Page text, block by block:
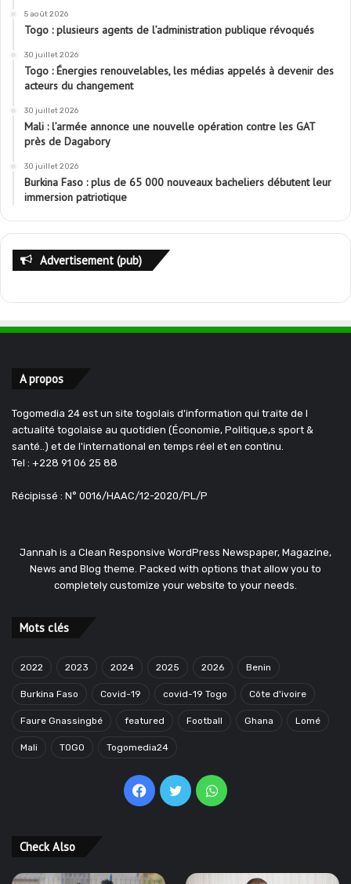
5 août 2026
Togo : plusieurs agents de l’administration publique révoqués
30 juillet 2026
Togo : Énergies renouvelables, les médias appelés à devenir des
acteurs du changement
30 juillet 2026
Mali : l’armée annonce une nouvelle opération contre les GAT
près de Dagabory
30 juillet 2026
Burkina Faso : plus de 65 000 nouveaux bacheliers débutent leur
immersion patriotique
Advertisement (pub)
A propos
Togomedia 24 est un site togolais d'information qui traite de l
actualité togolaise au quotidien (Économie, Politique,s sport &
santé..) et de l'international en temps réel et en continu.
Tel : +228 91 06 25 88
Récipissé : N° 0016/HAAC/12-2020/PL/P
Jannah is a Clean Responsive WordPress Newspaper, Magazine,
News and Blog theme. Packed with options that allow you to
completely customize your website to your needs.
Mots clés
2022 2023 2024 2025 2026 Benin
Burkina Faso Covid-19 covid-19 Togo Côte d'ivoire
Faure Gnassingbé featured Football Ghana Lomé
Mali TOGO Togomedia24
Facebook
TwitterWhatsApp
Check Also